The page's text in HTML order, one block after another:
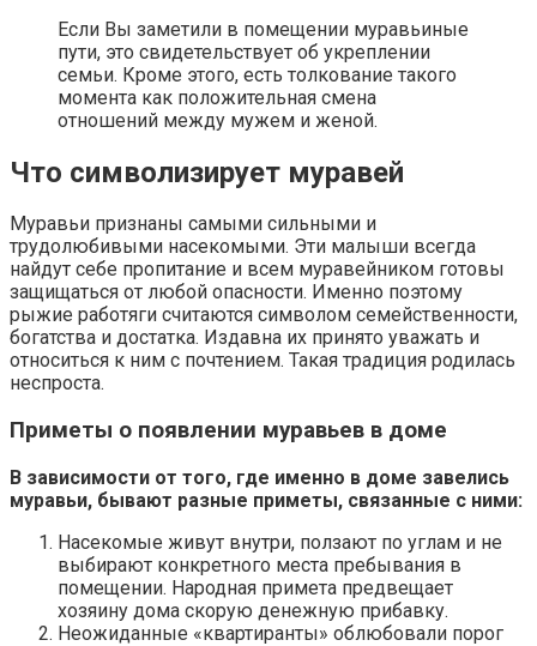
Если Вы заметили в помещении муравьиные
пути, это свидетельствует об укреплении
семьи. Кроме этого, есть толкование такого
момента как положительная смена
отношений между мужем и женой.
Что символизирует муравей
Муравьи признаны самыми сильными и
трудолюбивыми насекомыми. Эти малыши всегда
найдут себе пропитание и всем муравейником готовы
защищаться от любой опасности. Именно поэтому
рыжие работяги считаются символом семейственности,
богатства и достатка. Издавна их принято уважать и
относиться к ним с почтением. Такая традиция родилась
неспроста.
Приметы о появлении муравьев в доме
В зависимости от того, где именно в доме завелись
муравьи, бывают разные приметы, связанные с ними:
Насекомые живут внутри, ползают по углам и не
выбирают конкретного места пребывания в
помещении. Народная примета предвещает
хозяину дома скорую денежную прибавку.
Неожиданные «квартиранты» облюбовали порог